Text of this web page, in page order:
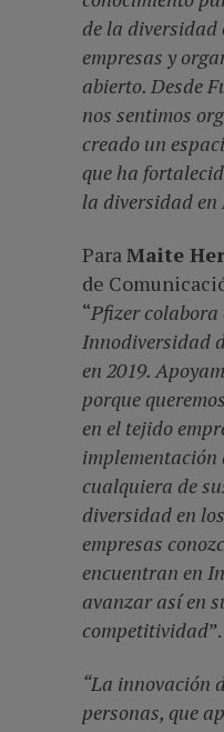
de la diversidad
empresas y
abierto. Desde
nos sentimos
creado un
que ha
la diversidad en
Para Maite
de
“Pfizer colabora
Innodiversidad
en 2019.
porque
en el tejido
implementación
cualquiera de
diversidad en
empresas
encuentran en
avanzar así en
competitividad”.
“La innovación
personas, que